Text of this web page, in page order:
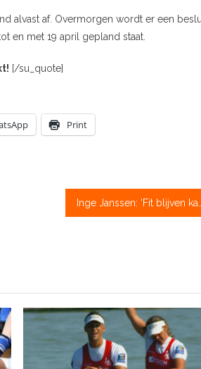
alvast af. Overmorgen wordt er een
en met 19 april gepland staat.
[/su_quote]
Print